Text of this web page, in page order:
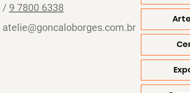
/ 9 7800 6338
atelie@goncaloborges.com.br